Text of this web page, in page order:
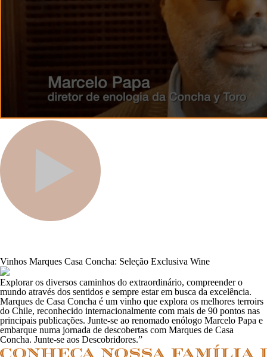
Vinhos Marques Casa Concha: Seleção Exclusiva Wine
Explorar os diversos caminhos do extraordinário, compreender o
mundo através dos sentidos e sempre estar em busca da excelência.
Marques de Casa Concha é um vinho que explora os melhores terroirs
do Chile, reconhecido internacionalmente com mais de 90 pontos nas
principais publicações. Junte-se ao renomado enólogo Marcelo Papa e
embarque numa jornada de descobertas com Marques de Casa
Concha. Junte-se aos Descobridores.”